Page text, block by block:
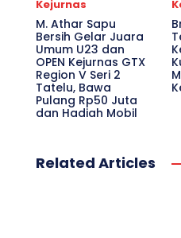
Kejurnas
M. Athar Sapu
Bersih Gelar Juara
Umum U23 dan
OPEN Kejurnas GTX
Region V Seri 2
Tatelu, Bawa
Pulang Rp50 Juta
dan Hadiah Mobil
Related Articles